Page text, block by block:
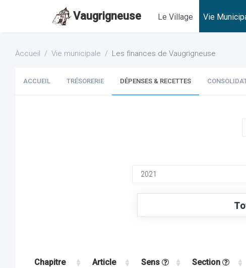
Vaugrigneuse Le Village Vie
Accueil Vie municipale Les finances de Vaugrigneuse
ACCUEIL TRÉSORERIE DÉPENSES & RECETTES
Chapitre Article Sens Section